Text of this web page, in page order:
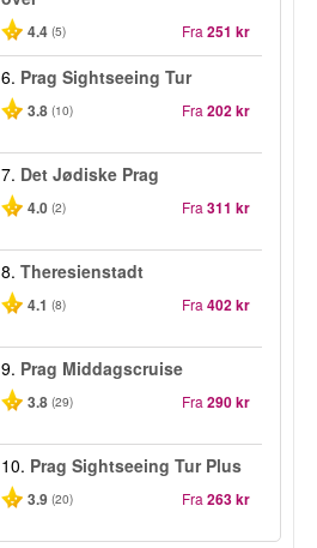
4.4 (5) Fra 251 kr
6. Prag Sightseeing Tur
3.8 (10) Fra 202 kr
7. Det Jødiske Prag
4.0 (2) Fra 311 kr
8. Theresienstadt
4.1 (8) Fra 402 kr
9. Prag Middagscruise
3.8 (29) Fra 290 kr
10. Prag Sightseeing Tur Plus
3.9 (20) Fra 263 kr